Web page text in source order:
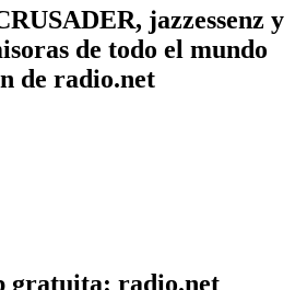
jazzessenz y
de todo el mundo
de radio.net
gratuita: radio.net